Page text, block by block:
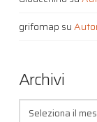
grifomap su
Archivi
Archivi